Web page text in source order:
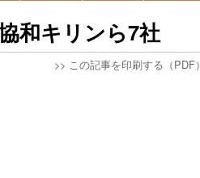
和キリンら7社
>> この記事を印刷する（PDF）